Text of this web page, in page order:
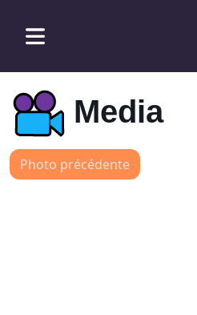
Media
Photo précédente